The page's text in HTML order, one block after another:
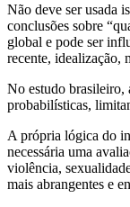
Não deve ser usada
conclusões sobre
global e pode ser
recente, idealização,
No estudo brasileiro,
probabilísticas,
A própria lógica do
necessária uma
violência,
mais abrangentes e